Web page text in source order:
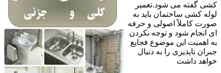
کشی گفته می شود.تعمیر
لوله کشی ساختمان باید به
صورت کاملاً اصولی و حرفه
ای انجام شود و توجه نکردن
به اهمیت این موضوع فجایع
جبران ناپذیری را به دنبال
خواهد داشت